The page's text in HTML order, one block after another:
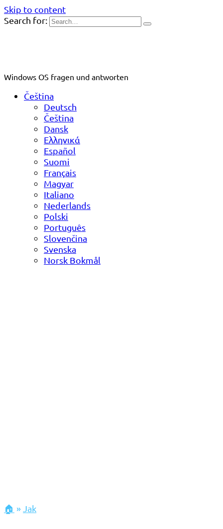
Skip to content
Search for:
Windows OS fragen und antworten
Čeština
Deutsch
Čeština
Dansk
Ελληνικά
Español
Suomi
Français
Magyar
Italiano
Nederlands
Polski
Português
Slovenčina
Svenska
Norsk Bokmål
🏠 » Jak